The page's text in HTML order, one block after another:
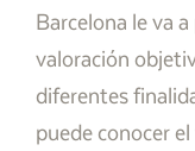
Barcelona le va
valoración
diferentes
puede conocer